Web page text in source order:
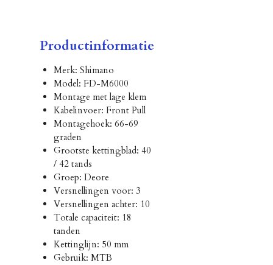
Productinformatie
Merk: Shimano
Model: FD-M6000
Montage met lage klem
Kabelinvoer: Front Pull
Montagehoek: 66-69
graden
Grootste kettingblad: 40
/ 42 tands
Groep: Deore
Versnellingen voor: 3
Versnellingen achter: 10
Totale capaciteit: 18
tanden
Kettinglijn: 50 mm
Gebruik: MTB